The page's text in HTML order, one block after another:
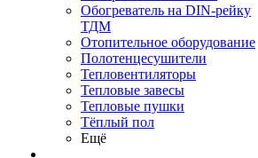
Обогреватель на DIN-рейку
ТДМ
Отопительное оборудование
Полотенцесушители
Тепловентиляторы
Тепловые завесы
Тепловые пушки
Тёплый пол
Ещё